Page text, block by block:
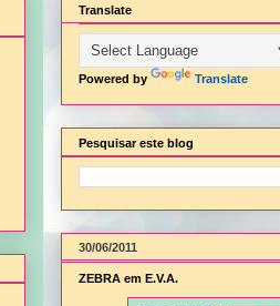
Translate
Powered by Translate
Pesquisar este blog
30/06/2011
ZEBRA em E.V.A.